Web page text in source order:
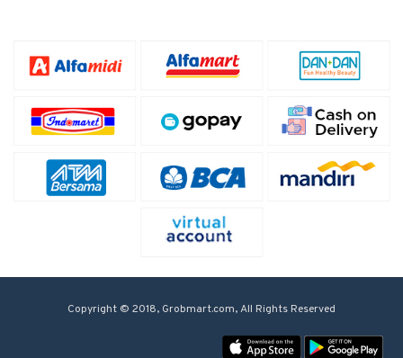
Copyright © 2018, Grobmart.com, All Rights Reserved